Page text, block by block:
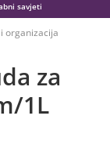
savjeti
organizacija
za
1L